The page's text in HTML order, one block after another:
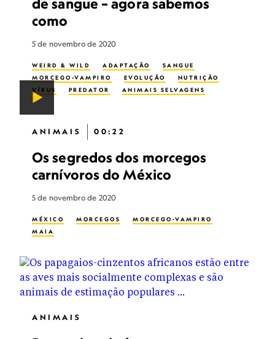
de sangue – agora sabemos
como
5 de novembro de 2020
WEIRD & WILD ADAPTAÇÃO
SANGUE
MORCEGO-VAMPIRO
EVOLUÇÃO
NUTRIÇÃO
VÍRUS
PREDATOR ANIMAIS SELVAGENS
ANIMAIS 00:22
Os segredos dos morcegos
carnívoros do México
5 de novembro de 2020
MÉXICO MORCEGOS
MORCEGO-VAMPIRO
MAIA
ANIMAIS